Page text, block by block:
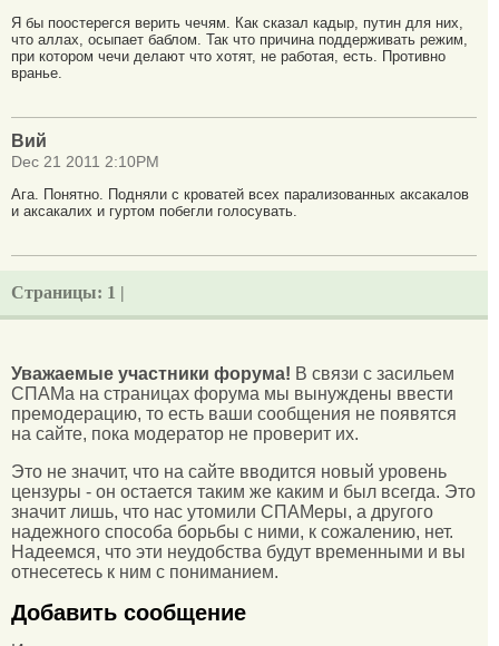
Я бы поостерегся верить чечям. Как сказал кадыр, путин для них,
что аллах, осыпает баблом. Так что причина поддерживать режим,
при котором чечи делают что хотят, не работая, есть. Противно
вранье.
Вий
Dec 21 2011 2:10PM
Ага. Понятно. Подняли с кроватей всех парализованных аксакалов
и аксакалих и гуртом побегли голосувать.
Страницы: 1 |
Уважаемые участники форума! В связи с засильем
СПАМа на страницах форума мы вынуждены ввести
премодерацию, то есть ваши сообщения не появятся
на сайте, пока модератор не проверит их.
Это не значит, что на сайте вводится новый уровень
цензуры - он остается таким же каким и был всегда. Это
значит лишь, что нас утомили СПАМеры, а другого
надежного способа борьбы с ними, к сожалению, нет.
Надеемся, что эти неудобства будут временными и вы
отнесетесь к ним с пониманием.
Добавить сообщение